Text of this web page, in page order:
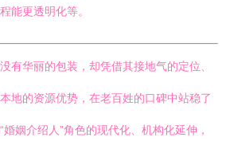
能更透明化等。
有华丽的包装，却凭借其接地气的定位、
地的资源优势，在老百姓的口碑中站稳了
姻介绍人”角色的现代化、机构化延伸，